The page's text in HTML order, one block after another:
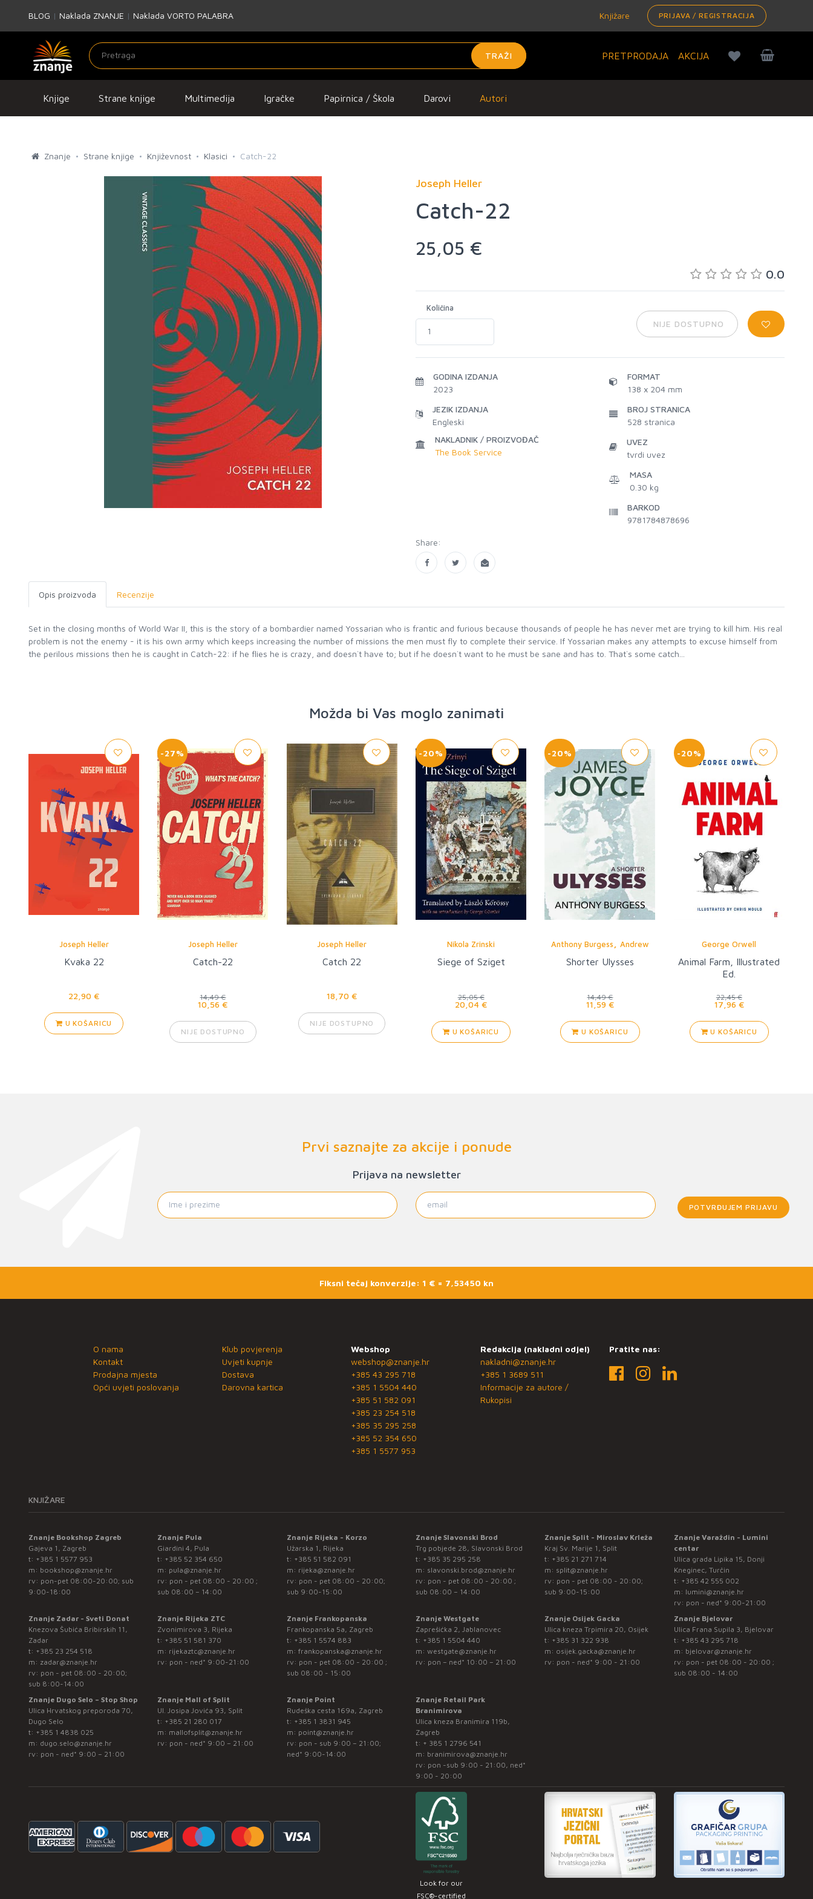
BLOG | Naklada ZNANJE | Naklada VORTO PALABRA Knjižare PRIJAVA / REGISTRACIJA
TRAŽI PRETPRODAJA AKCIJA
Knjige Strane knjige Multimedija Igračke Papirnica / Škola Darovi Autori
Znanje Strane knjige Književnost Klasici Catch-22
Joseph Heller
Catch-22
25,05 €
0.0
Količina
NIJE DOSTUPNO
GODINA IZDANJA
2023
JEZIK IZDANJA
Engleski
NAKLADNIK / PROIZVOĐAČ
The Book Service
FORMAT
138 x 204 mm
BROJ STRANICA
528 stranica
UVEZ
tvrdi uvez
MASA
0.30 kg
BARKOD
9781784878696
Share:
Opis proizvoda Recenzije
Set in the closing months of World War II, this is the story of a bombardier named Yossarian who is frantic and furious because thousands of people he has never met are trying to kill him. His real
problem is not the enemy - it is his own army which keeps increasing the number of missions the men must fly to complete their service. If Yossarian makes any attempts to excuse himself from
the perilous missions then he is caught in Catch-22: if he flies he is crazy, and doesn`t have to; but if he doesn`t want to he must be sane and has to. That`s some catch...
Možda bi Vas moglo zanimati
Joseph Heller
Kvaka 22
22,90 €
U KOŠARICU
-27%
Joseph Heller
Catch-22
14,49 €
10,56 €
NIJE DOSTUPNO
Joseph Heller
Catch 22
18,70 €
NIJE DOSTUPNO
-20%
Nikola Zrinski
Siege of Sziget
25,05 €
20,04 €
U KOŠARICU
-20%
Anthony Burgess
Andrew
Biswell
Shorter Ulysses
14,49 €
11,59 €
U KOŠARICU
-20%
George Orwell
Animal Farm, Illustrated
Ed.
22,45 €
17,96 €
U KOŠARICU
Prvi saznajte za akcije i ponude
Prijava na newsletter
POTVRĐUJEM PRIJAVU
Fiksni tečaj konverzije: 1 € = 7,53450 kn
O nama
Kontakt
Prodajna mjesta
Opći uvjeti poslovanja
Klub povjerenja
Uvjeti kupnje
Dostava
Darovna kartica
Webshop
webshop@znanje.hr
+385 43 295 718
+385 1 5504 440
+385 51 582 091
+385 23 254 518
+385 35 295 258
+385 52 354 650
+385 1 5577 953
Redakcija (nakladni odjel)
nakladni@znanje.hr
+385 1 3689 511
Informacije za autore /
Rukopisi
Pratite nas:
KNJIŽARE
Znanje Bookshop Zagreb
Gajeva 1, Zagreb
t: +385 1 5577 953
m: bookshop@znanje.hr
rv: pon-pet 08:00-20:00; sub
9:00-18:00
Znanje Pula
Giardini 4, Pula
t: +385 52 354 650
m: pula@znanje.hr
rv: pon - pet 08:00 - 20:00 ;
sub 08:00 – 14:00
Znanje Rijeka - Korzo
Užarska 1, Rijeka
t: +385 51 582 091
m: rijeka@znanje.hr
rv: pon - pet 08:00 - 20:00;
sub 9:00-15:00
Znanje Slavonski Brod
Trg pobjede 28, Slavonski Brod
t: +385 35 295 258
m: slavonski.brod@znanje.hr
rv: pon - pet 08:00 - 20:00 ;
sub 08:00 – 14:00
Znanje Split - Miroslav Krleža
Kraj Sv. Marije 1, Split
t: +385 21 271 714
m: split@znanje.hr
rv: pon - pet 08:00 - 20:00;
sub 9:00-15:00
Znanje Varaždin - Lumini
centar
Ulica grada Lipika 15, Donji
Kneginec, Turčin
t: +385 42 555 002
m: lumini@znanje.hr
rv: pon - ned* 9:00-21:00
Znanje Zadar - Sveti Donat
Knezova Šubića Bribirskih 11,
Zadar
t: +385 23 254 518
m: zadar@znanje.hr
rv: pon - pet 08:00 - 20:00;
sub 8:00-14:00
Znanje Rijeka ZTC
Zvonimirova 3, Rijeka
t: +385 51 581 370
m: rijekaztc@znanje.hr
rv: pon - ned* 9:00-21:00
Znanje Frankopanska
Frankopanska 5a, Zagreb
t: +385 1 5574 883
m: frankopanska@znanje.hr
rv: pon - pet 08:00 - 20:00 ;
sub 08:00 - 15:00
Znanje Westgate
Zaprešićka 2, Jablanovec
t: +385 1 5504 440
m: westgate@znanje.hr
rv: pon – ned* 10:00 – 21:00
Znanje Osijek Gacka
Ulica kneza Trpimira 20, Osijek
t: +385 31 322 938
m: osijek.gacka@znanje.hr
rv: pon - ned* 9:00 - 21:00
Znanje Bjelovar
Ulica Frana Supila 3, Bjelovar
t: +385 43 295 718
m: bjelovar@znanje.hr
rv: pon - pet 08:00 - 20:00 ;
sub 08:00 - 14:00
Znanje Dugo Selo – Stop Shop
Ulica Hrvatskog preporoda 70,
Dugo Selo
t: +385 1 4838 025
m: dugo.selo@znanje.hr
rv: pon - ned* 9:00 – 21:00
Znanje Mall of Split
Ul. Josipa Jovića 93, Split
t: +385 21 280 017
m: mallofsplit@znanje.hr
rv: pon - ned* 9:00 – 21:00
Znanje Point
Rudeška cesta 169a, Zagreb
t: +385 1 3831 945
m: point@znanje.hr
rv: pon - sub 9:00 – 21:00;
ned* 9:00-14:00
Znanje Retail Park
Branimirova
Ulica kneza Branimira 119b,
Zagreb
t: + 385 1 2796 541
m: branimirova@znanje.hr
rv: pon -sub 9:00 - 21:00, ned*
9:00 - 20:00
Look for our
FSC®-certified